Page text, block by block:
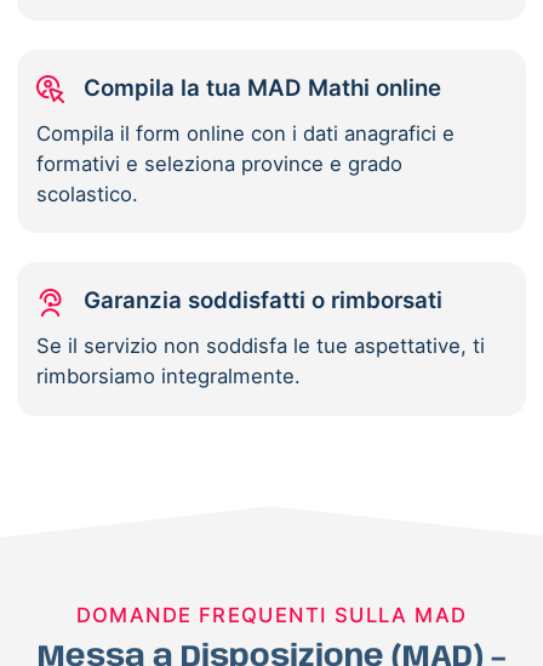
Compila la tua MAD Mathi online
Compila il form online con i dati anagrafici e
formativi e seleziona province e grado
scolastico.
Garanzia soddisfatti o rimborsati
Se il servizio non soddisfa le tue aspettative, ti
rimborsiamo integralmente.
DOMANDE FREQUENTI SULLA MAD
Messa a Disposizione (MAD) –